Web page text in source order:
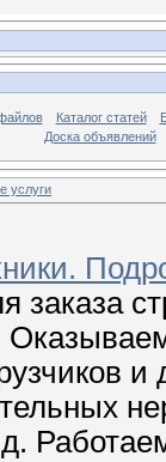
Каталог статей
Доска объявлений
услуги
заказа